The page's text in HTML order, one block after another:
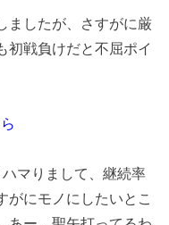
ましたが、さすがに厳
初戦負けだと不屈ポイ
マりまして、継続率
にモノにしたいとこ